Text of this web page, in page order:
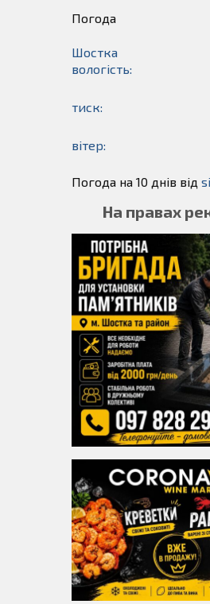
Погода
Шостка
вологість:
тиск:
вітер:
Погода на 10 днів від
На правах